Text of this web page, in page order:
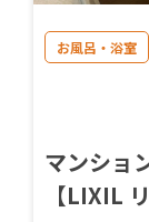
お風呂・浴室
マンショ
【LIXIL